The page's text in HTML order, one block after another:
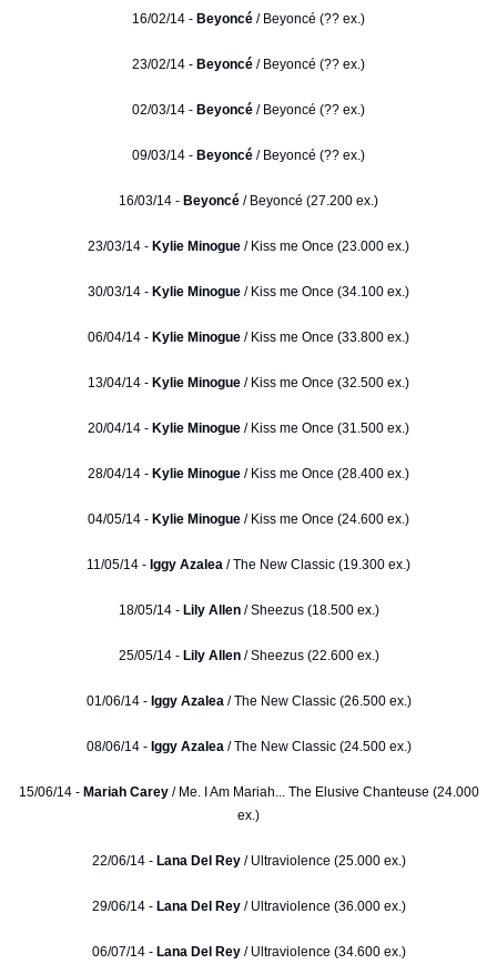
16/02/14 - Beyoncé / Beyoncé (?? ex.)
23/02/14 - Beyoncé / Beyoncé (?? ex.)
02/03/14 - Beyoncé / Beyoncé (?? ex.)
09/03/14 - Beyoncé / Beyoncé (?? ex.)
16/03/14 - Beyoncé / Beyoncé (27.200 ex.)
23/03/14 - Kylie Minogue / Kiss me Once (23.000 ex.)
30/03/14 - Kylie Minogue / Kiss me Once (34.100 ex.)
06/04/14 - Kylie Minogue / Kiss me Once (33.800 ex.)
13/04/14 - Kylie Minogue / Kiss me Once (32.500 ex.)
20/04/14 - Kylie Minogue / Kiss me Once (31.500 ex.)
28/04/14 - Kylie Minogue / Kiss me Once (28.400 ex.)
04/05/14 - Kylie Minogue / Kiss me Once (24.600 ex.)
11/05/14 - Iggy Azalea / The New Classic (19.300 ex.)
18/05/14 - Lily Allen/ Sheezus (18.500 ex.)
25/05/14 - Lily Allen/ Sheezus (22.600 ex.)
01/06/14 - Iggy Azalea/ The New Classic (26.500 ex.)
08/06/14 - Iggy Azalea/ The New Classic (24.500 ex.)
15/06/14 - Mariah Carey/ Me. I Am Mariah... The Elusive Chanteuse (24.000
ex.)
22/06/14 - Lana Del Rey/ Ultraviolence (25.000 ex.)
29/06/14 - Lana Del Rey / Ultraviolence (36.000 ex.)
06/07/14 - Lana Del Rey/ Ultraviolence (34.600 ex.)